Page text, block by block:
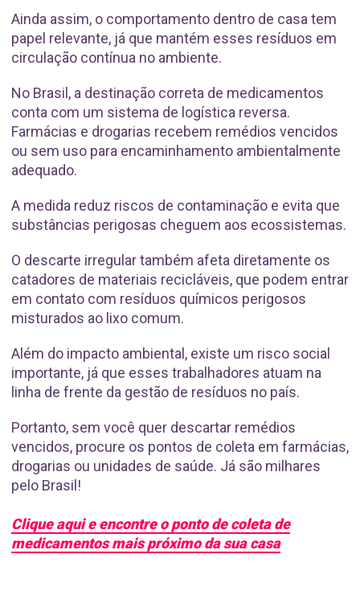
Ainda assim, o comportamento dentro de casa tem
papel relevante, já que mantém esses resíduos em
circulação contínua no ambiente.
No Brasil, a destinação correta de medicamentos
conta com um sistema de logística reversa.
Farmácias e drogarias recebem remédios vencidos
ou sem uso para encaminhamento ambientalmente
adequado.
A medida reduz riscos de contaminação e evita que
substâncias perigosas cheguem aos ecossistemas.
O descarte irregular também afeta diretamente os
catadores de materiais recicláveis, que podem entrar
em contato com resíduos químicos perigosos
misturados ao lixo comum.
Além do impacto ambiental, existe um risco social
importante, já que esses trabalhadores atuam na
linha de frente da gestão de resíduos no país.
Portanto, sem você quer descartar remédios
vencidos, procure os pontos de coleta em farmácias,
drogarias ou unidades de saúde. Já são milhares
pelo Brasil!
Clique aqui e encontre o ponto de coleta de
medicamentos mais próximo da sua casa